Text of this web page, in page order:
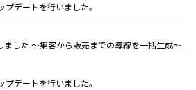
デートを行いました。
ました ～集客から販売までの導線を一括生成～
デートを行いました。